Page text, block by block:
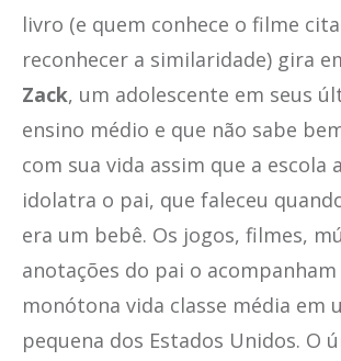
livro (e quem conhece o filme
reconhecer a similaridade) gira
Zack, um adolescente em seus
ensino médio e que não sabe
com sua vida assim que a escola
idolatra o pai, que faleceu
era um bebê. Os jogos, filmes,
anotações do pai o acompanham
monótona vida classe média em
pequena dos Estados Unidos. O